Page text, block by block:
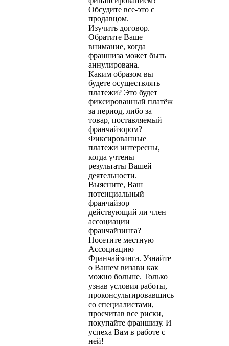
Обсудите все-это с
продавцом.
Изучить договор.
Обратите Ваше
внимание, когда
франшиза может быть
аннулирована.
Каким образом вы
будете осуществлять
платежи? Это будет
фиксированный платёж
за период, либо за
товар, поставляемый
франчайзором?
Фиксированные
платежи интересны,
когда учтены
результаты Вашей
деятельности.
Выясните, Ваш
потенциальный
франчайзор
действующий ли член
ассоциации
франчайзинга?
Посетите местную
Ассоциацию
Франчайзинга. Узнайте
о Вашем визави как
можно больше. Только
узнав условия работы,
проконсультировавшись
со специалистами,
просчитав все риски,
покупайте франшизу. И
успеха Вам в работе с
ней!